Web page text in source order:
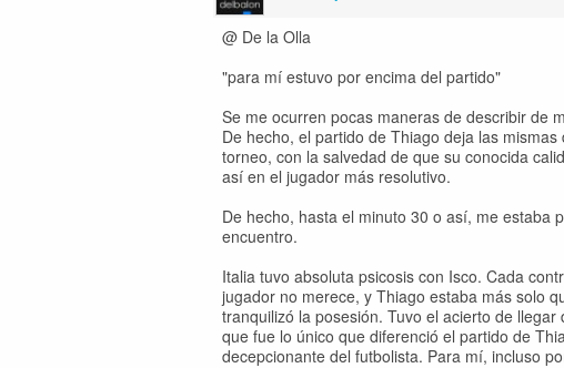
@ De la Olla
"para mí estuvo por encima del partido"
Se me ocurren pocas maneras de describir de
De hecho, el partido de Thiago deja las
torneo, con la salvedad de que su conocida
así en el jugador más resolutivo.
De hecho, hasta el minuto 30 o así, me estaba
encuentro.
Italia tuvo absoluta psicosis con Isco. Cada
jugador no merece, y Thiago estaba más solo
tranquilizó la posesión. Tuvo el acierto de
que fue lo único que diferenció el partido de
decepcionante del futbolista. Para mí, incluso